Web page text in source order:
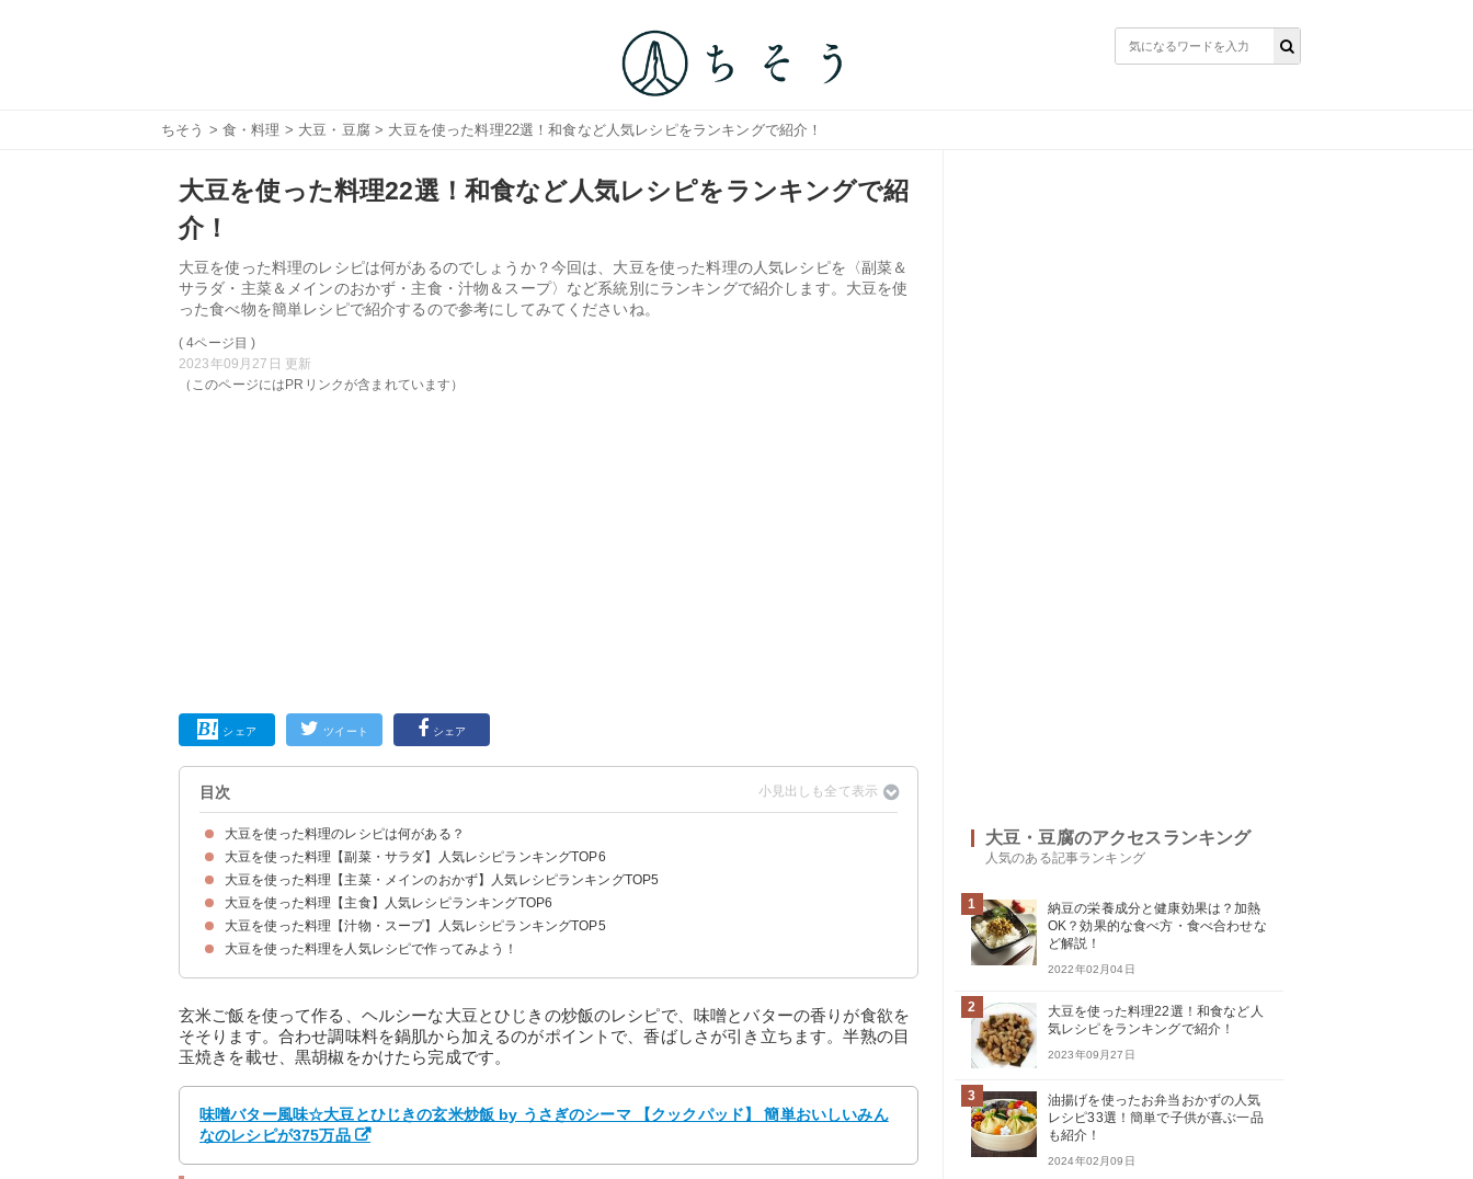
ちそう > 食・料理 > 大豆・豆腐> 大豆を使った料理22選！和食など人気レシピをランキングで紹介！
大豆を使った料理22選！和食など人気レシピをランキングで紹
介！
大豆を使った料理のレシピは何があるのでしょうか？今回は、大豆を使った料理の人気レシピを〈副菜＆
サラダ・主菜＆メインのおかず・主食・汁物＆スープ〉など系統別にランキングで紹介します。大豆を使
った食べ物を簡単レシピで紹介するので参考にしてみてくださいね。
( 4ページ目 )
2023年09月27日 更新
（このページにはPRリンクが含まれています）
シェア ツイート シェア
目次
大豆を使った料理のレシピは何がある？
大豆を使った料理【副菜・サラダ】人気レシピランキングTOP6
6位：大豆料理の定番 五目豆
5位：納豆とツナとレンコンのサラダ
4位：和食の定番おかず 大豆とひじきの煮物
3位：大豆のお肉のチョップドサラダ
2位：大豆とじゃこの甘辛煮
1位：ふっくら黒豆
大豆を使った料理【主菜・メインのおかず】人気レシピランキングTOP5
5位：大豆と豚挽肉のハンバーグ
4位：スペアリブのトマト大豆煮込み
3位：納豆とねぎ入りの卵焼き
2位：人気の豆料理！ポークビーンズ
1位：メインのおかずになる 油淋鶏風
大豆を使った料理【主食】人気レシピランキングTOP6
6位：炒り大豆とひじきの炊き込みご飯
5位：大豆とひじきの玄米炒飯
4位：大豆とチキンのトマトカレー
3位：黒豆ごはん
2位：大豆のお肉のキーマカレー
1位：納豆チャーハン
大豆を使った料理【汁物・スープ】人気レシピランキングTOP5
5位：ダイエット中にもおすすめ 大豆とトマトのスープ
4位：大豆とツナのミルクスープ
3位：大豆と鶏胸肉と野菜の和風スープ
2位：栄養満点の呉汁
1位：大豆のミネストローネ
大豆を使った料理を人気レシピで作ってみよう！
玄米ご飯を使って作る、ヘルシーな大豆とひじきの炒飯のレシピで、味噌とバターの香りが食欲を
そそります。合わせ調味料を鍋肌から加えるのがポイントで、香ばしさが引き立ちます。半熟の目
玉焼きを載せ、黒胡椒をかけたら完成です。
味噌バター風味☆大豆とひじきの玄米炒飯 by うさぎのシーマ 【クックパッド】 簡単おいしいみん
なのレシピが375万品
大豆・豆腐のアクセスランキング
人気のある記事ランキング
1
納豆の栄養成分と健康効果は？加熱
OK？効果的な食べ方・食べ合わせな
ど解説！
2022年02月04日
2
大豆を使った料理22選！和食など人
気レシピをランキングで紹介！
2023年09月27日
3
油揚げを使ったお弁当おかずの人気
レシピ33選！簡単で子供が喜ぶ一品
も紹介！
2024年02月09日